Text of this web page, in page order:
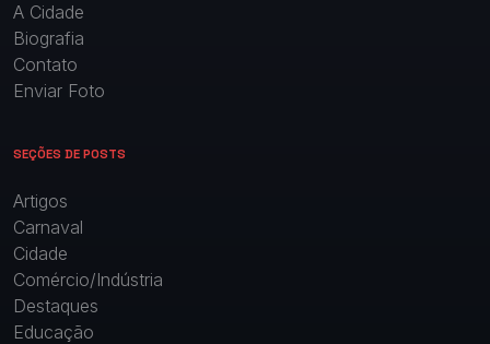
A Cidade
Biografia
Contato
Enviar Foto
SEÇÕES DE POSTS
Artigos
Carnaval
Cidade
Comércio/Indústria
Destaques
Educação